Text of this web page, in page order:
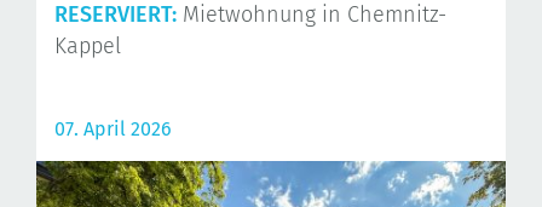
RESERVIERT: Mietwohnung in Chemnitz-
Kappel
07. April 2026